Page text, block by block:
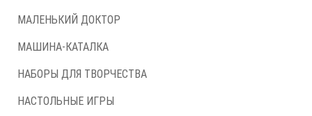
МАЛЕНЬКИЙ ДОКТОР
МАШИНА-КАТАЛКА
НАБОРЫ ДЛЯ ТВОРЧЕСТВА
НАСТОЛЬНЫЕ ИГРЫ